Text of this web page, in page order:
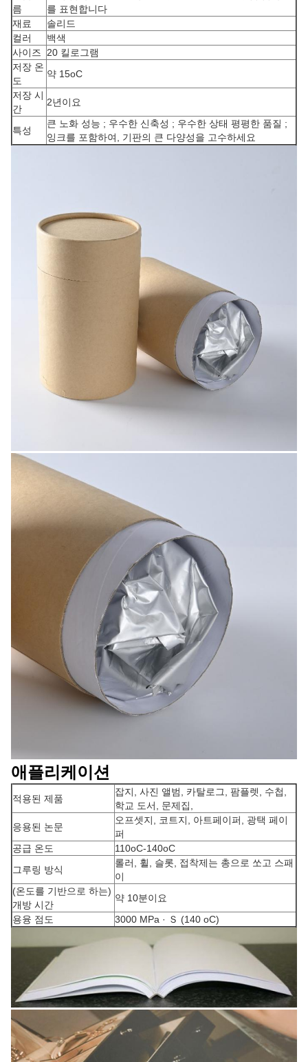
름
를 표현합니다
재료
솔리드
컬러
백색
사이즈
20 킬로그램
저장 온
도
약 15oC
저장 시
간
2년이요
특성
큰 노화 성능 ; 우수한 신축성 ; 우수한 상태 평평한 품질 ;
잉크를 포함하여, 기판의 큰 다양성을 고수하세요
애플리케이션
적용된 제품
잡지, 사진 앨범, 카탈로그, 팜플렛, 수첩,
학교 도서, 문제집,
응용된 논문
오프셋지, 코트지, 아트페이퍼, 광택 페이
퍼
공급 온도
110oC-140oC
그루링 방식
롤러, 휠, 슬롯, 접착제는 총으로 쏘고 스패
이
(온도를 기반으로 하는)
개방 시간
약 10분이요
용융 점도
3000 MPa · Ｓ (140 oC)